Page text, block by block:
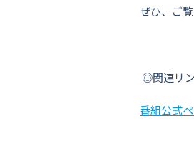
ぜひ、ご覧
◎関連リ
番組公式